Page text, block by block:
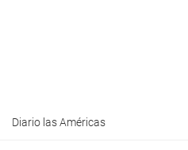
Diario las Américas